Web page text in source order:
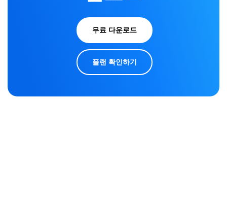
무료 다운로드
플랜 확인하기